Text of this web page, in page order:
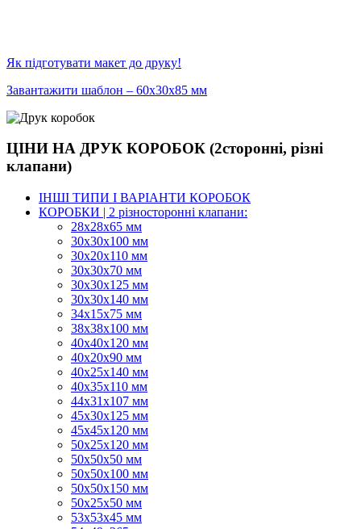
Як підготувати макет до друку!
Завантажити шаблон – 60х30х85 мм
ЦІНИ НА ДРУК КОРОБОК (2сторонні, різні
клапани)
ІНШІ ТИПИ І ВАРІАНТИ КОРОБОК
КОРОБКИ | 2 різносторонні клапани:
28х28х65 мм
30х30х100 мм
30х20х110 мм
30х30х70 мм
30х30х125 мм
30х30х140 мм
34х15х75 мм
38х38х100 мм
40х40х120 мм
40х20х90 мм
40х25х140 мм
40х35х110 мм
44х31х107 мм
45х30х125 мм
45х45х120 мм
50х25х120 мм
50х50х50 мм
50х50х100 мм
50х50х150 мм
50х25х50 мм
53х53х45 мм